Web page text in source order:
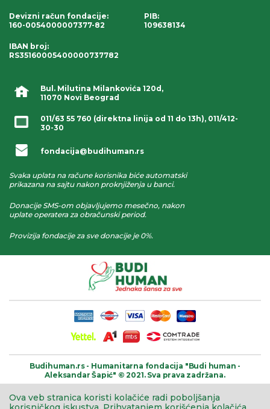
Bul. Milutina Milankovića 120d,
11070 Novi Beograd
011/63 55 760 (direktna linija od 11 do 13h), 011/412-
30-30
fondacija@budihuman.rs
Svaka uplata na račune korisnika biće automatski
prikazana na sajtu nakon proknjiženja u banci.
Donacije SMS-om objavljujemo mesečno, nakon
uplate operatera za obračunski period.
Provizija fondacije za sve donacije je 0%.
Devizni račun fondacije:
160-0054000007377-82
IBAN broj:
RS35160005400000737782
PIB:
109638134
Budihuman.rs - Humanitarna fondacija "Budi human -
Aleksandar Šapić" © 2021. Sva prava zadržana.
Ova veb stranica koristi kolačiće radi poboljšanja